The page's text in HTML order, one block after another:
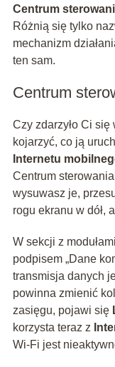
Centrum
Różnią się tylko
mechanizm
ten sam.
Centrum
Czy zdarzyło Ci
kojarzyć, co ją
Internetu
Centrum
wysuwasz je,
rogu ekranu w dół,
W sekcji z
podpisem „Dane
transmisja danych
powinna zmienić
zasięgu, pojawi się
korzysta teraz z
Wi‑Fi jest